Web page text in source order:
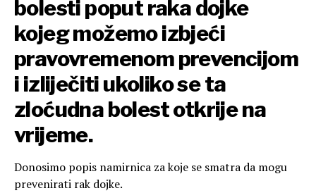
bolesti poput raka dojke
kojeg možemo izbjeći
pravovremenom prevencijom
i izliječiti ukoliko se ta
zloćudna bolest otkrije na
vrijeme.
Donosimo popis namirnica za koje se smatra da mogu
prevenirati rak dojke.